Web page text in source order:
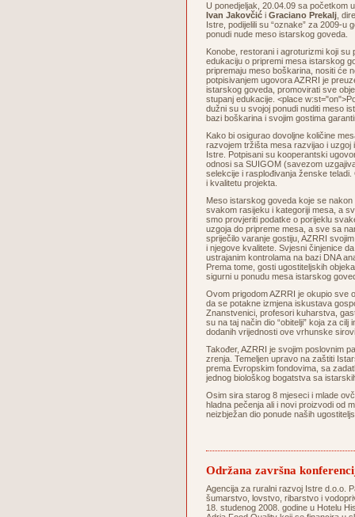
U ponedjeljak, 20.04.09 sa početkom
Ivan Jakovčić i Graciano Prekalj ,
Istre, podijelili su “oznake” za 2009-u
ponudi nude meso istarskog goveda.
Konobe, restorani i agroturizmi koji
edukaciju o pripremi mesa istarskog
pripremaju meso boškarina, nositi će
potpisivanjem ugovora AZRRI je
istarskog goveda, promovirati sve
stupanj edukacije. <place
dužni su u svojoj ponudi nuditi meso
bazi boškarina i svojim gostima
Kako bi osigurao dovoljne količine
razvojem tržišta mesa razvijao i
Istre. Potpisani su kooperantski
odnosi sa SUIGOM (savezom
selekcije i rasplođivanja ženske
i kvalitetu projekta.
Meso istarskog goveda koje se
svakom rasijeku i kategoriji mesa, a
smo provjeriti podatke o porijeklu
uzgoja do pripreme mesa, a sve sa
spriječilo varanje gostiju, AZRRI
i njegove kvalitete. Svjesni činjenice
ustrajanim kontrolama na bazi DNA
Prema tome, gosti ugostiteljskih
sigurni u ponudu mesa
Ovom prigodom AZRRI je okupio sve
da se potakne izmjena iskustava
Znanstvenici, profesori kuharstva,
su na taj način dio “obitelji” koja za
dodanih vrijednosti ove vrhunske
Također, AZRRI je svojim poslovnim
zrenja. Temeljen upravo na zaštiti
prema Evropskim fondovima, sa
jednog biološkog bogatstva sa
Osim sira starog 8 mjeseci i mlade
hladna pečenja ali i novi proizvodi od
neizbježan dio ponude naših
Održana završna
Agencija za ruralni razvoj Istre d.o.o.
šumarstvo, lovstvo, ribarstvo i
18. studenog 2008. godine u Hotelu